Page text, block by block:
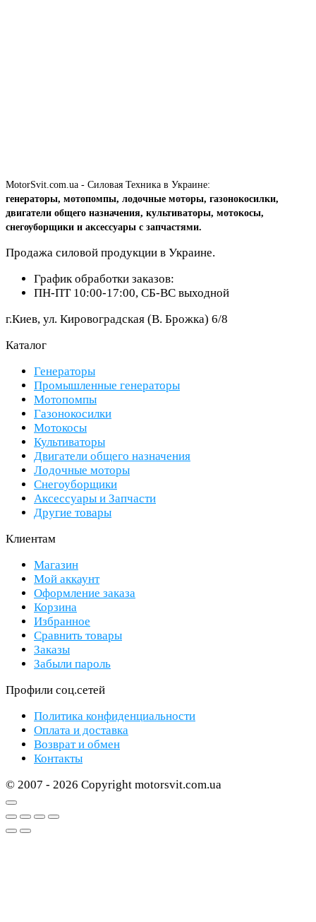
MotorSvit.com.ua - Силовая Техника в Украине:
генераторы, мотопомпы, лодочные моторы, газонокосилки,
двигатели общего назначения, культиваторы, мотокосы,
снегоуборщики и аксессуары с запчастями.
Продажа силовой продукции в Украине.
График обработки заказов:
ПН-ПТ 10:00-17:00, СБ-ВС выходной
г.Киев, ул. Кировоградская (В. Брожка) 6/8
Каталог
Генераторы
Промышленные генераторы
Мотопомпы
Газонокосилки
Мотокосы
Культиваторы
Двигатели общего назначения
Лодочные моторы
Снегоуборщики
Аксессуары и Запчасти
Другие товары
Клиентам
Магазин
Мой аккаунт
Оформление заказа
Корзина
Избранное
Сравнить товары
Заказы
Забыли пароль
Профили соц.сетей
Политика конфиденциальности
Оплата и доставка
Возврат и обмен
Контакты
© 2007 - 2026 Copyright motorsvit.com.ua